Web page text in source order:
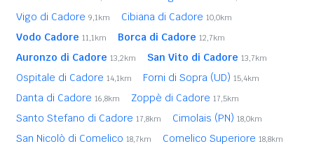
Vigo di Cadore 9,1km Cibiana di Cadore 10,0km
Vodo Cadore 11,1km Borca di Cadore 12,7km
Auronzo di Cadore 13,2km San Vito di Cadore 13,7km
Ospitale di Cadore 14,1km Forni di Sopra (UD) 15,4km
Danta di Cadore 16,8km Zoppè di Cadore 17,5km
Santo Stefano di Cadore 17,8km Cimolais (PN) 18,0km
San Nicolò di Comelico 18,7km Comelico Superiore 18,8km